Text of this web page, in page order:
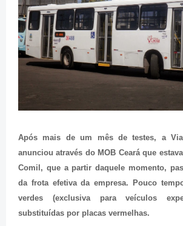
Após mais de um mês de testes, a
anunciou através do MOB Ceará que
Comil, que a partir daquele momento,
da frota efetiva da empresa. Pouco
verdes (exclusiva para veículos
substituídas por placas vermelhas.